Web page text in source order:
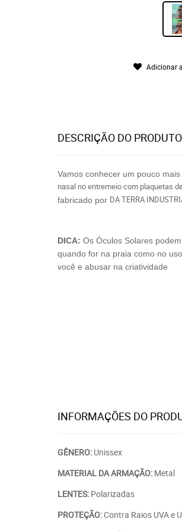
Adicionar
DESCRIÇÃO DO PRODUTO
Vamos conhecer um pouco
nasal no entremeio com plaquetas
fabricado por DA TERRA
DICA: Os Óculos Solares
quando for na praia como no
você e abusar na criatividade
INFORMAÇÕES DO
GÊNERO: Unissex
MATERIAL DA ARMAÇÃO: Metal
LENTES: Polarizadas
PROTEÇÃO:Contra Raios UVA e